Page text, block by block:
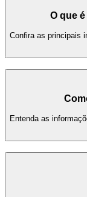
O que
Confira as principais
Entenda as